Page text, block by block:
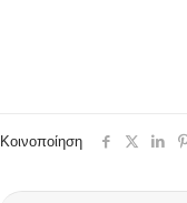
Κοινοποίηση